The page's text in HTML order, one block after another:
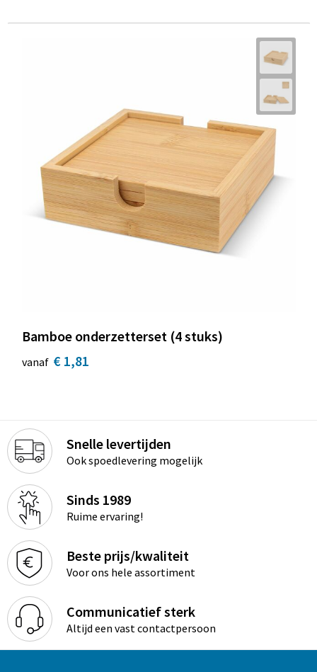
Bamboe onderzetterset (4 stuks)
vanaf € 1,81
Snelle levertijden
Ook spoedlevering mogelijk
Sinds 1989
Ruime ervaring!
Beste prijs/kwaliteit
Voor ons hele assortiment
Communicatief sterk
Altijd een vast contactpersoon